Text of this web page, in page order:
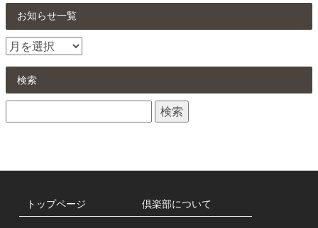
お知らせ一覧
お
せ
検索
索:
トップページ 倶楽部について